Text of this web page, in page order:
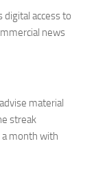
digital access to
news
material
streak
a month with